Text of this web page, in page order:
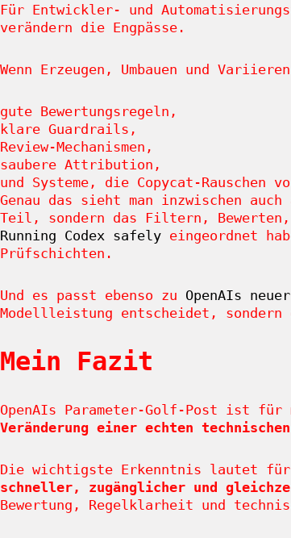
Für Entwickler- und
verändern die Engpässe.
Wenn Erzeugen, Umbauen und
gute Bewertungsregeln,
klare Guardrails,
Review-Mechanismen,
saubere Attribution,
und Systeme, die Copycat-Rauschen
Genau das sieht man inzwischen
Teil, sondern das Filtern,
Running Codex safely eingeordnet
Prüfschichten.
Und es passt ebenso zu OpenAIs
Modellleistung entscheidet, sondern
Mein Fazit
OpenAIs Parameter-Golf-Post ist
Veränderung einer echten
Die wichtigste Erkenntnis lautet
schneller, zugänglicher und
Bewertung, Regelklarheit und